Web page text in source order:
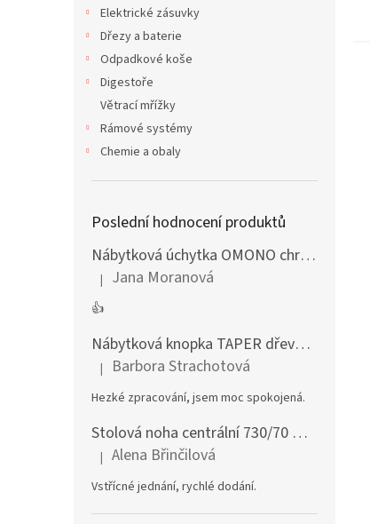
Elektrické zásuvky
Dřezy a baterie
Odpadkové koše
Digestoře
Větrací mřížky
Rámové systémy
Chemie a obaly
Poslední hodnocení produktů
Nábytková úchytka OMONO chrom lesklý
Hodnocení produktu je 5 z 5 hvězdiček.
| Jana Moranová
👍
Nábytková knopka TAPER dřevěná dub lakovaný
Hodnocení produktu je 5 z 5 hvězdiček.
| Barbora Strachotová
Hezké zpracování, jsem moc spokojená.
Stolová noha centrální 730/70 mm stříbrná
Hodnocení produktu je 5 z 5 hvězdiček.
| Alena Břinčilová
Vstřícné jednání, rychlé dodání.